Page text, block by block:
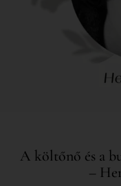
A költőnő és a
–